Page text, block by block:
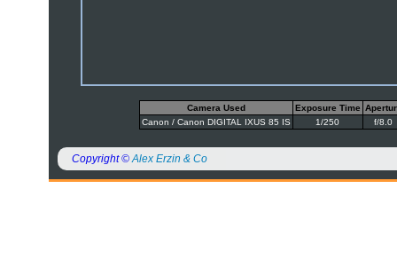
Camera Used Exposure Time
Canon / Canon DIGITAL IXUS 85 IS
1/250 f/8.0
Copyright ©Alex Erzin & Co